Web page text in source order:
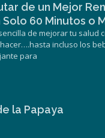
de un Mejor
60 Minutos o
de mejorar tu salud
incluso los
para
la Papaya